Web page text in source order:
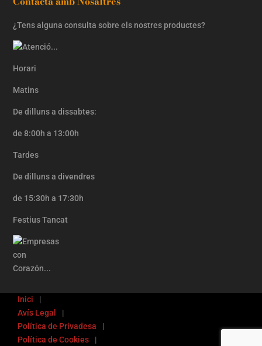
¿Tens alguna consulta sobre els nostres productes?
Horari
Matins
De dilluns a dissabtes:
de 8:00h a 13:00h
Tardes
De dilluns a divendres
de 15:30h a 17:30h
Festius Tancat
Inici
Avís Legal
Política de Privadesa
Política de Cookies